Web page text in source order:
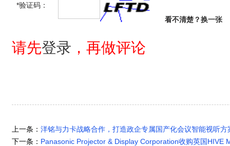
*验证码：
看不清楚？换一张
请先登录 ，再做评论
上一条： 洋铭与力卡战略合作，打造政企专属国产化会议智能视听方
下一条： Panasonic Projector & Display Corporation收购英国HIVE